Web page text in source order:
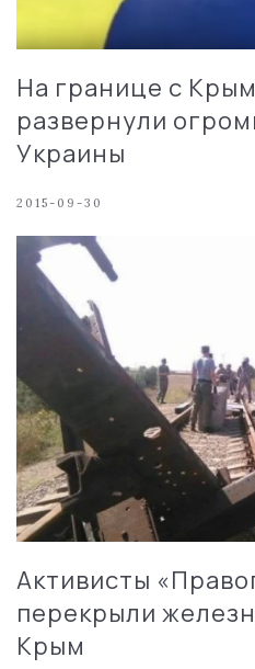
На границе с
развернули
Украины
2015-09-30
Активисты
перекрыли
Крым